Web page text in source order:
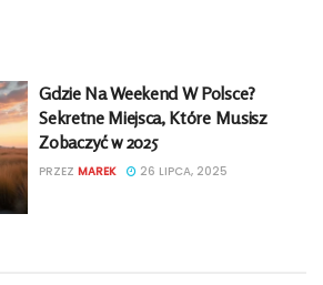
Gdzie Na Weekend W Polsce?
Sekretne Miejsca, Które Musisz
Zobaczyć w 2025
PRZEZ MAREK 26 LIPCA, 2025